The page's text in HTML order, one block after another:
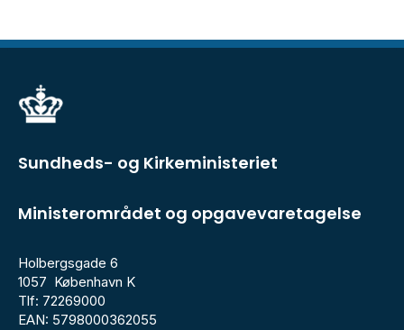
Sundheds- og Kirkeministeriet
Ministerområdet og opgavevaretagelse
Holbergsgade 6
1057 København K
Tlf: 72269000
EAN: 5798000362055